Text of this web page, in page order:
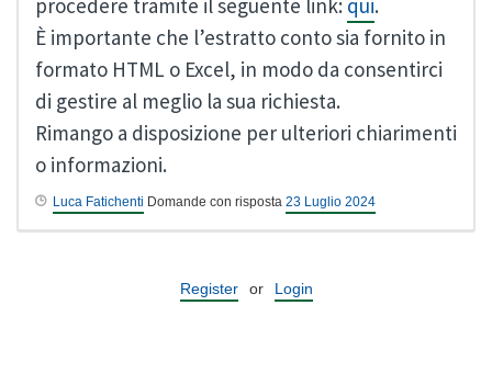
procedere tramite il seguente link: qui.
È importante che l’estratto conto sia fornito in
formato HTML o Excel, in modo da consentirci
di gestire al meglio la sua richiesta.
Rimango a disposizione per ulteriori chiarimenti
o informazioni.
Luca Fatichenti Domande con risposta 23 Luglio 2024
Register or Login